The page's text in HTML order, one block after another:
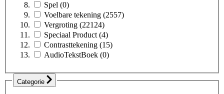
Spel (0)
Voelbare tekening (2557)
Vergroting (22124)
Speciaal Product (4)
Contrasttekening (15)
AudioTekstBoek (0)
Categorie